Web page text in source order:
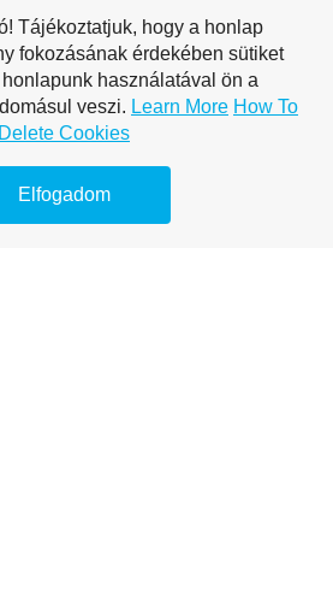
modern technológiával
esztétikus megoldásai
– minden, amit tudni
és energia megtakarítás
Tájékoztatjuk, hogy a honlap
fokozásának érdekében sütiket
használatával ön a
veszi. Learn More How To
Delete Cookies
Elfogadom